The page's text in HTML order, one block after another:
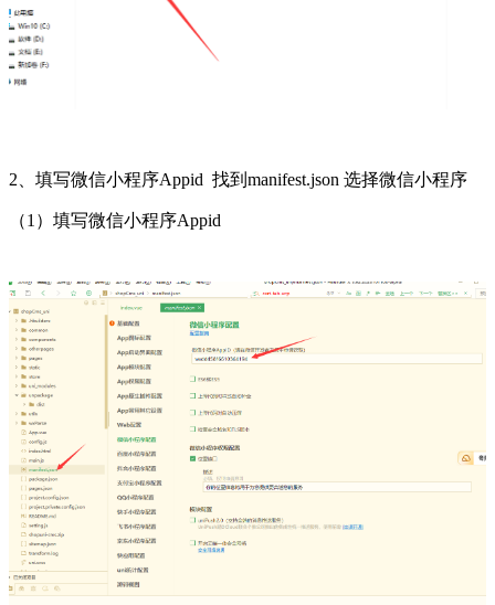
2、填写微信小程序Appid 找到manifest.json 选择微信小程序
（1）填写微信小程序Appid